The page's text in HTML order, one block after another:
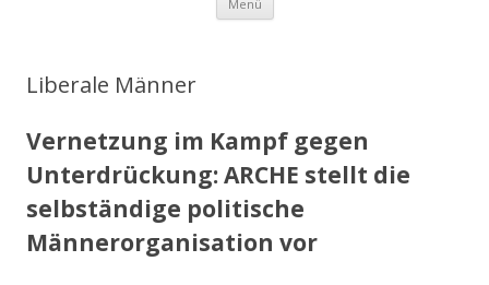
Menü
springen
Liberale Männer
Vernetzung im Kampf gegen
Unterdrückung: ARCHE stellt die
selbständige politische
Männerorganisation vor